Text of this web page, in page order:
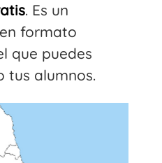
. Es un
formato
que puedes
tus alumnos.